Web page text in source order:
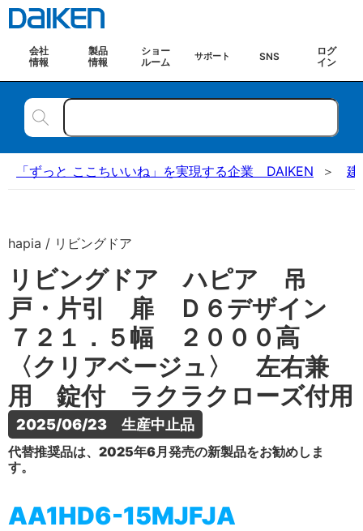
会社
情報
製品
情報
ショー
ルーム
サポート SNS
ログ
イン
「ずっと ここちいいね」を実現する企業 DAIKEN 建
hapia / リビングドア
リビングドア ハピア 吊
戸・片引 扉 Ｄ６デザイン
７２１．５幅 ２０００高
〈クリアベージュ〉 左右兼
用 錠付 ラクラクローズ付用
2025/06/23　生産中止品
代替推奨品は、2025年6月発売の新製品をお勧めしま
す。
AA1HD6-15MJFJA